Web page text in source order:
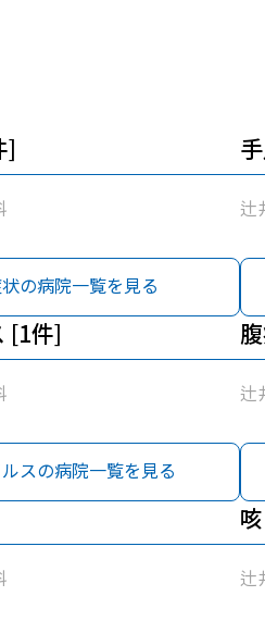
]
の病院一覧を見る
辻
[1件]
スの病院一覧を見る
辻
辻